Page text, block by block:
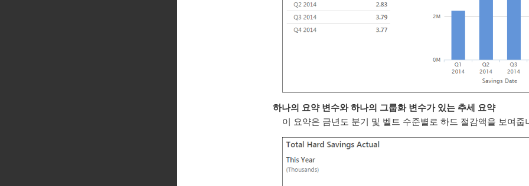
하나의 요약 변수와 하나의 그룹화 변수가 있는 추세 요약
이 요약은 금년도 분기 및 벨트 수준별로 하드 절감액을 보여줍